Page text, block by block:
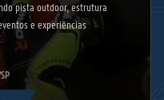
pista outdoor, estrutura
e experiências